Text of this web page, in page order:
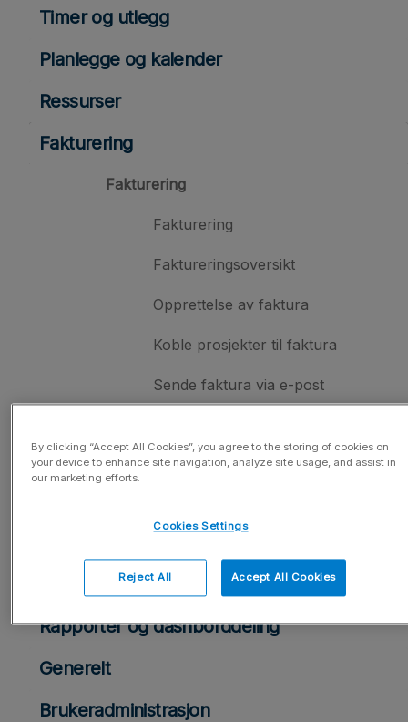
Timer og utlegg
Planlegge og kalender
Ressurser
Fakturering
Fakturering
Fakturering
Faktureringsoversikt
Opprettelse av faktura
Koble prosjekter til faktura
Sende faktura via e-post
Purring på faktura
Planlagt fakturering
Rapporter og dashborddeling
Generelt
Brukeradministrasjon
By clicking “Accept All Cookies”, you agree to the storing of cookies on
your device to enhance site navigation, analyze site usage, and assist in
our marketing efforts.
Cookies Settings
Reject All Accept All Cookies